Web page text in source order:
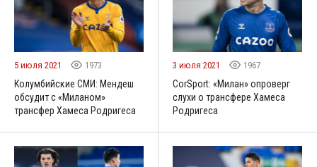
5 июля 2021 1973
Колумбийские СМИ: Мендеш
обсудит с «Миланом»
трансфер Хамеса Родригеса
3 июля 2021 1967
CorSport: «Милан» опроверг
слухи о трансфере Хамеса
Родригеса